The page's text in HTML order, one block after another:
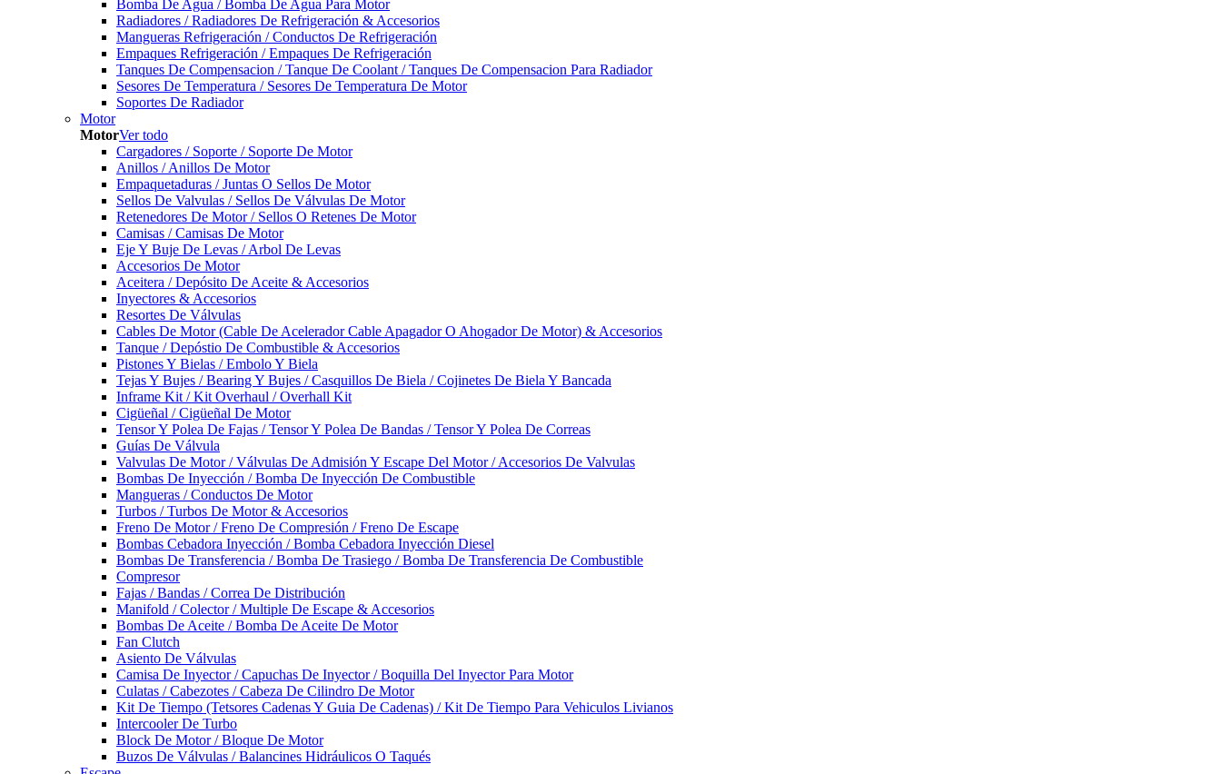
Bomba De Agua / Bomba De Agua Para Motor
Radiadores / Radiadores De Refrigeración & Accesorios
Mangueras Refrigeración / Conductos De Refrigeración
Empaques Refrigeración / Empaques De Refrigeración
Tanques De Compensacion / Tanque De Coolant / Tanques De Compensacion Para Radiador
Sesores De Temperatura / Sesores De Temperatura De Motor
Soportes De Radiador
Motor
MotorVer todo
Cargadores / Soporte / Soporte De Motor
Anillos / Anillos De Motor
Empaquetaduras / Juntas O Sellos De Motor
Sellos De Valvulas / Sellos De Válvulas De Motor
Retenedores De Motor / Sellos O Retenes De Motor
Camisas / Camisas De Motor
Eje Y Buje De Levas / Arbol De Levas
Accesorios De Motor
Aceitera / Depósito De Aceite & Accesorios
Inyectores & Accesorios
Resortes De Válvulas
Cables De Motor (Cable De Acelerador Cable Apagador O Ahogador De Motor) & Accesorios
Tanque / Depóstio De Combustible & Accesorios
Pistones Y Bielas / Embolo Y Biela
Tejas Y Bujes / Bearing Y Bujes / Casquillos De Biela / Cojinetes De Biela Y Bancada
Inframe Kit / Kit Overhaul / Overhall Kit
Cigüeñal / Cigüeñal De Motor
Tensor Y Polea De Fajas / Tensor Y Polea De Bandas / Tensor Y Polea De Correas
Guías De Válvula
Valvulas De Motor / Válvulas De Admisión Y Escape Del Motor / Accesorios De Valvulas
Bombas De Inyección / Bomba De Inyección De Combustible
Mangueras / Conductos De Motor
Turbos / Turbos De Motor & Accesorios
Freno De Motor / Freno De Compresión / Freno De Escape
Bombas Cebadora Inyección / Bomba Cebadora Inyección Diesel
Bombas De Transferencia / Bomba De Trasiego / Bomba De Transferencia De Combustible
Compresor
Fajas / Bandas / Correa De Distribución
Manifold / Colector / Multiple De Escape & Accesorios
Bombas De Aceite / Bomba De Aceite De Motor
Fan Clutch
Asiento De Válvulas
Camisa De Inyector / Capuchas De Inyector / Boquilla Del Inyector Para Motor
Culatas / Cabezotes / Cabeza De Cilindro De Motor
Kit De Tiempo (Tetsores Cadenas Y Guia De Cadenas) / Kit De Tiempo Para Vehiculos Livianos
Intercooler De Turbo
Block De Motor / Bloque De Motor
Buzos De Válvulas / Balancines Hidráulicos O Taqués